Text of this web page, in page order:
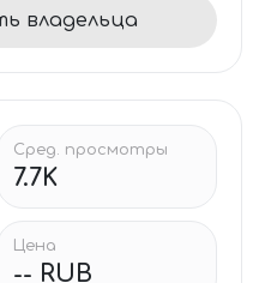
владельца
Сред. просмотры
7.7K
Цена
-- RUB